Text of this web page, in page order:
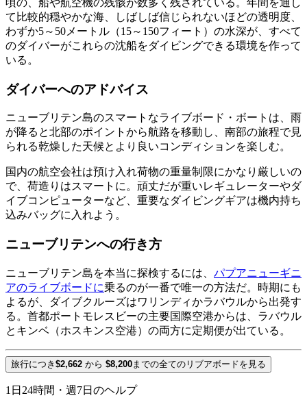
頃の、船や航空機の残骸が数多く残されている。年間を通し
て比較的穏やかな海、しばしば信じられないほどの透明度、
わずか5～50メートル（15～150フィート）の水深が、すべて
のダイバーがこれらの沈船をダイビングできる環境を作って
いる。
ダイバーへのアドバイス
ニューブリテン島のスマートなライブボード・ボートは、雨
が降ると北部のポイントから航路を移動し、南部の旅程で見
られる乾燥した天候とより良いコンディションを楽しむ。
国内の航空会社は預け入れ荷物の重量制限にかなり厳しいの
で、荷造りはスマートに。頑丈だが重いレギュレーターやダ
イブコンピューターなど、重要なダイビングギアは機内持ち
込みバッグに入れよう。
ニューブリテンへの行き方
ニューブリテン島を本当に探検するには、 パプアニューギニ
アのライブボードに乗るのが一番で唯一の方法だ。時期にも
よるが、ダイブクルーズはワリンディかラバウルから出発す
る。首都ポートモレスビーの主要国際空港からは、ラバウル
とキンベ（ホスキンス空港）の両方に定期便が出ている。
旅行につき $2,662 から $8,200 までの全てのリブアボードを見る
1日24時間・週7日のヘルプ